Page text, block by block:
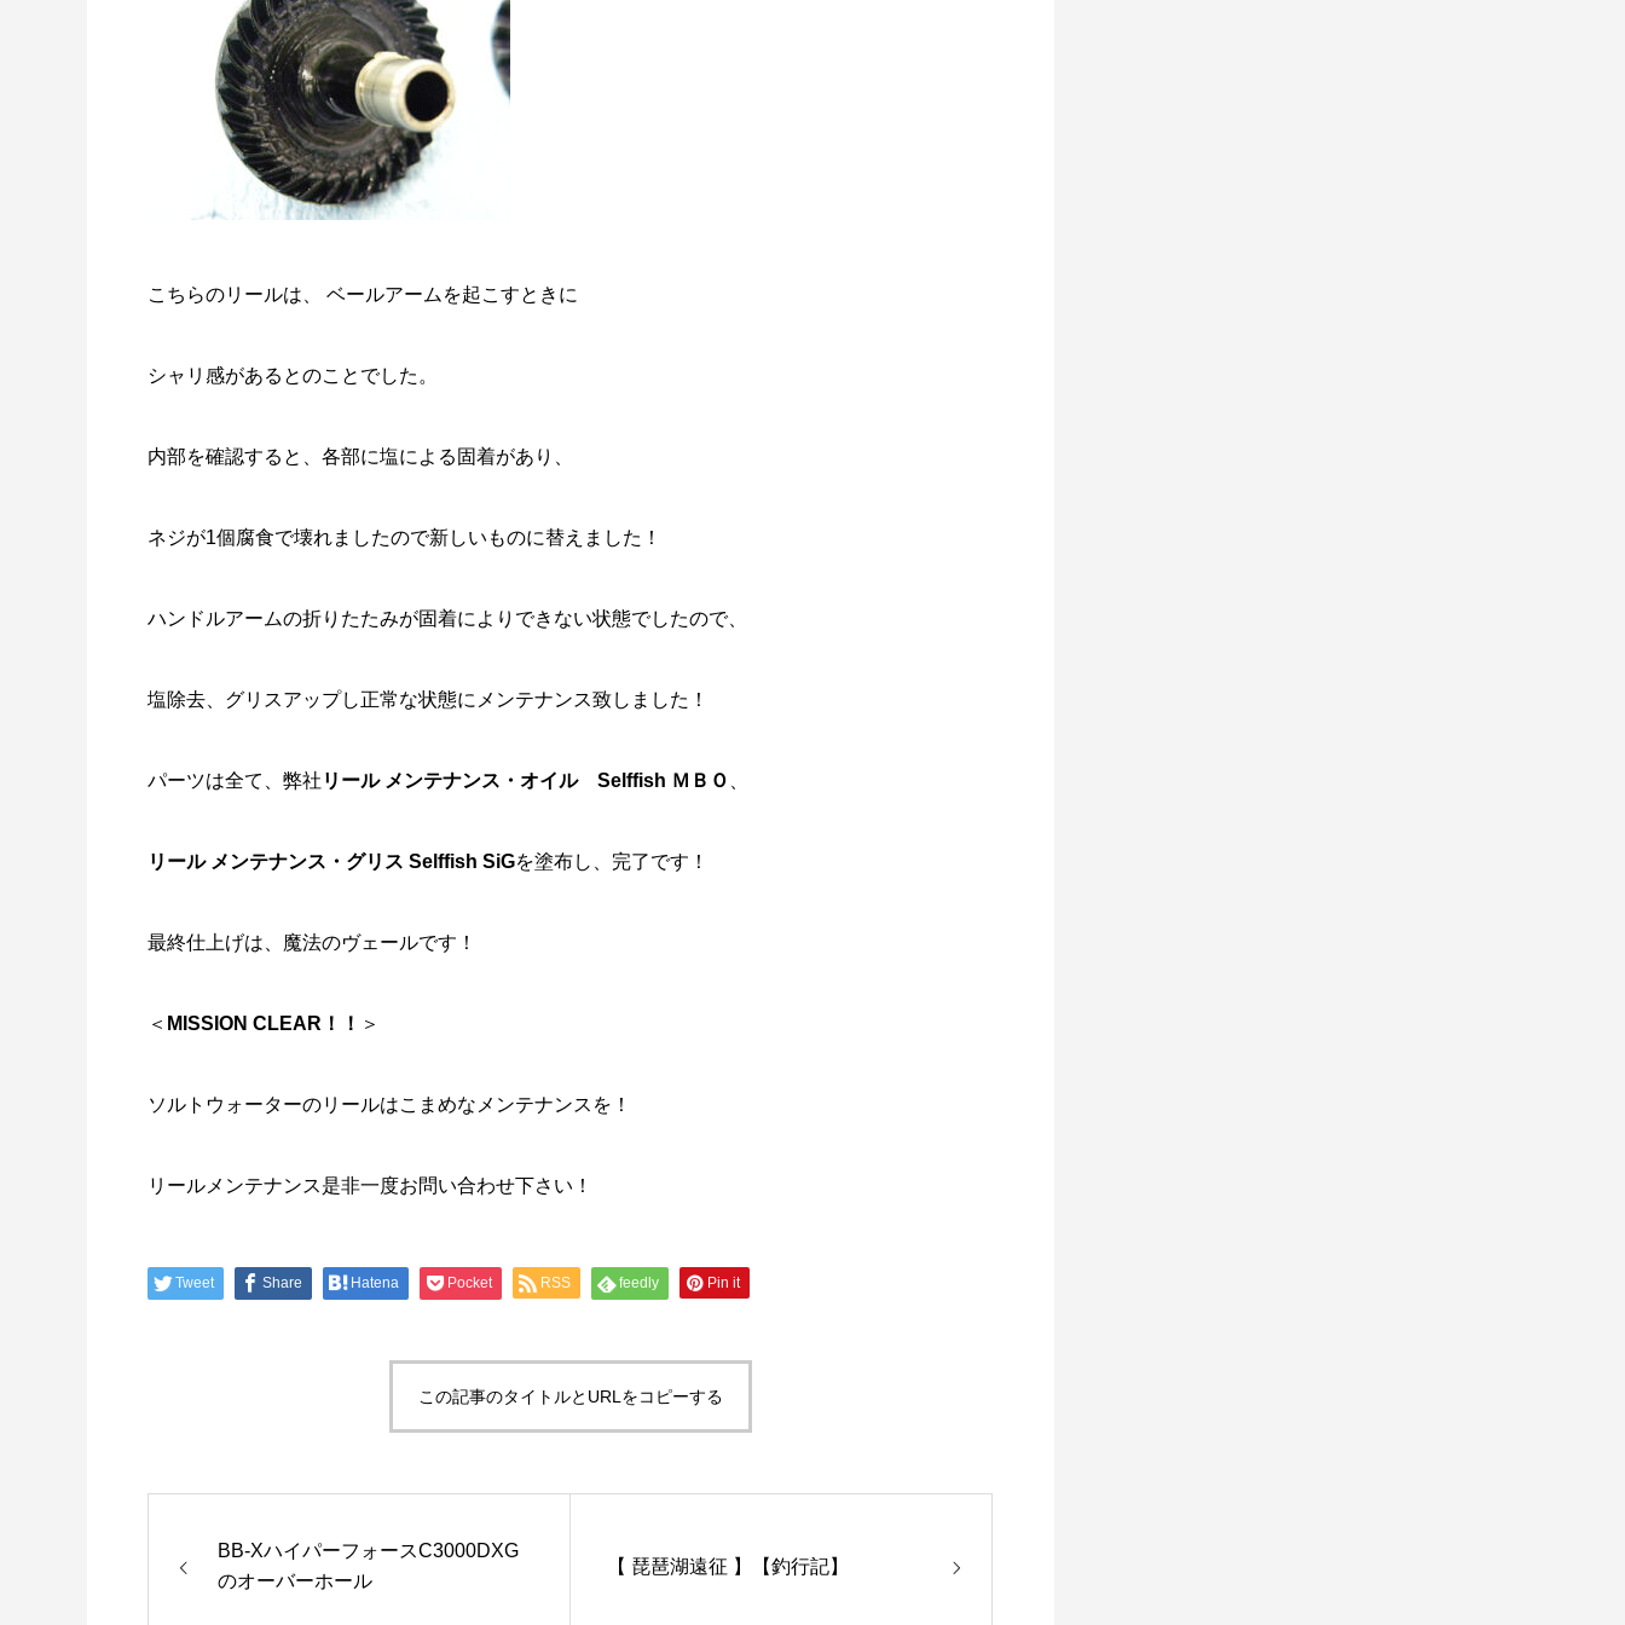
こちらのリールは、 ベールアームを起こすときに
シャリ感があるとのことでした。
内部を確認すると、各部に塩による固着があり、
ネジが1個腐食で壊れましたので新しいものに替えました！
ハンドルアームの折りたたみが固着によりできない状態でしたので、
塩除去、グリスアップし正常な状態にメンテナンス致しました！
パーツは全て、弊社 リール メンテナンス・オイル Selffish ＭＢＯ
リール メンテナンス・グリス Selffish SiGを塗布し、完了です！
最終仕上げは、 魔法のヴェールです！
＜ MISSION CLEAR！！ ＞
ソルトウォーターのリールはこまめなメンテナンスを！
リールメンテナンス是非一度お問い合わせ下さい！
Tweet Share Hatena Pocket RSS feedly Pin it
この記事のタイトルとURLをコピーする
BB-XハイパーフォースC3000DXG
のオーバーホール
【 琵琶湖遠征 】【釣行記】